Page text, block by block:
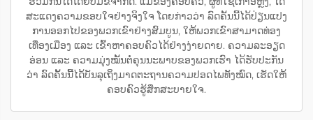
ສະແດງຄວາມຂອບໃຈຢ່າງຈິງໃຈ ໂດຍກ່າວວ່າ ລົດຄັ້ນນີ້ໄດ້ປ່ຽນແປງ
ການອອກໄປຂອງພວກເຂົາຢ່າງສົມບູນ, ໃຫ້ພວກເຂົາສາມາດທ່ອງ
ເທື່ອງເມືອງ ແລະ ເຂົ້າຫາຄອບຄົວໄດ້ຢ່າງງ່າຍດາຍ. ຄວາມລະອຽດ
ອ່ອນ ແລະ ຄວາມມຸ່ງໝັ້ນຕໍ່ຄຸນນະພາບຂອງພວກເຮົາ ໄດ້ຮັບປະກັນ
ວ່າ ລົດຄັ້ນນີ້ໄດ້ບັນລຸເຖິງມາດຕະຖານຄວາມປອດໄພທັງໝົດ, ເຮັດໃຫ້
ຄອບຄົວຮູ້ສຶກສະບາຍໃຈ.